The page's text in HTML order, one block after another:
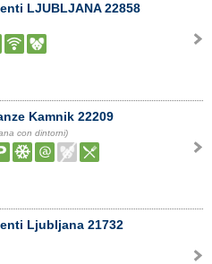
LJUBLJANA 22858
Kamnik 22209
con dintorni)
Ljubljana 21732